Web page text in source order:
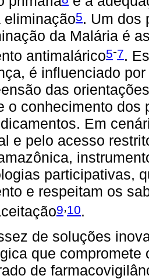
eliminação5. Um dos
da Malária é
antimalárico5-7.
é influenciado
das
o conhecimento dos
Em
e pelo acesso
participativas,
e respeitam os
9,10.
de soluções
que
de